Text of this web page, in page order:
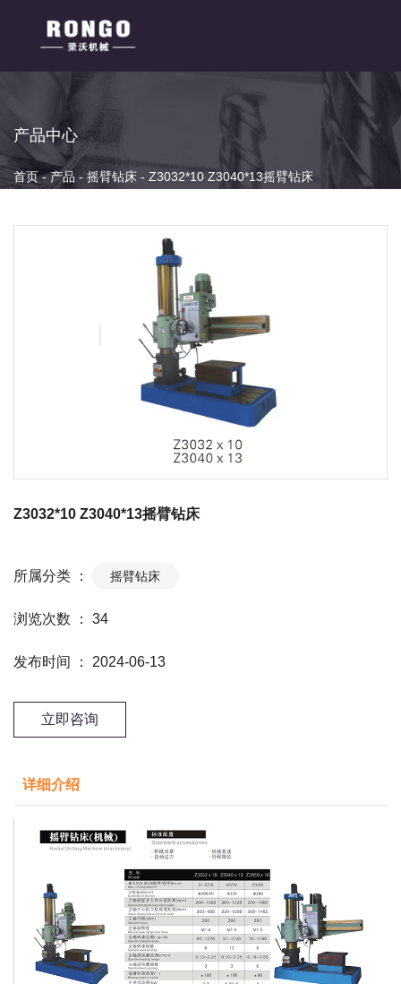
产品中心
首页-产品 - 摇臂钻床 - Z3032*10 Z3040*13摇臂钻床
Z3032*10 Z3040*13摇臂钻床
所属分类 ： 摇臂钻床
浏览次数 ： 34
发布时间 ： 2024-06-13
立即咨询
详细介绍